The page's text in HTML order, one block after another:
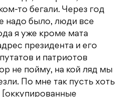
то бегали. Через год
надо было, люди все
я уже кроме мата
президента и его
и патриотов
не пойму, на кой ляд мы
По мне так пусть хоть
[оккупированные